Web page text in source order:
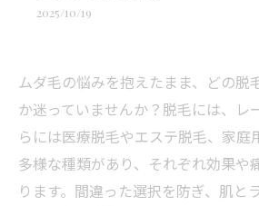
2025/10/19
ムダ毛の悩みを抱えたまま、どの脱
か迷っていませんか？脱毛には、レ
らには医療脱毛やエステ脱毛、家庭
多様な種類があり、それぞれ効果や
ります。間違った選択を防ぎ、肌と